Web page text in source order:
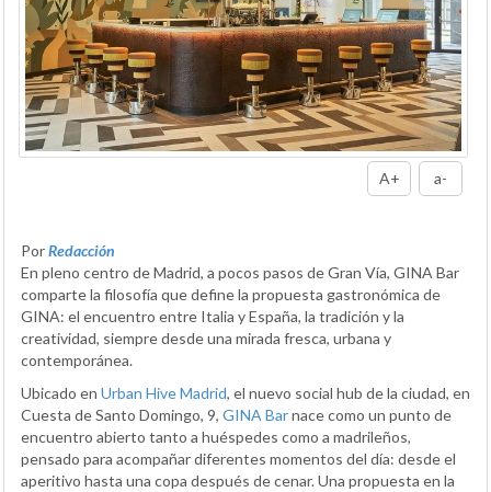
A+ a-
PorRedacción
En pleno centro de Madrid, a pocos pasos de Gran Vía, GINA Bar
comparte la filosofía que define la propuesta gastronómica de
GINA: el encuentro entre Italia y España, la tradición y la
creatividad, siempre desde una mirada fresca, urbana y
contemporánea.
Ubicado en Urban Hive Madrid, el nuevo social hub de la ciudad, en
Cuesta de Santo Domingo, 9, GINA Barnace como un punto de
encuentro abierto tanto a huéspedes como a madrileños,
pensado para acompañar diferentes momentos del día: desde el
aperitivo hasta una copa después de cenar. Una propuesta en la